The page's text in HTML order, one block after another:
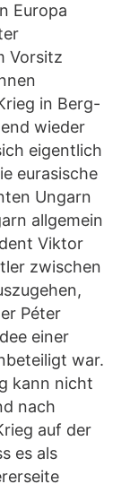
Europa
Vorsitz
in Berg-
wieder
eigentlich
eurasische
Ungarn
allgemein
Viktor
zwischen
Péter
einer
war.
kann nicht
nach
auf der
es als